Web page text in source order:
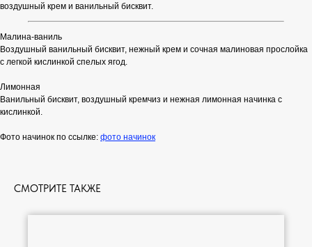
воздушный крем и ванильный бисквит.
Малина-ваниль
Воздушный ванильный бисквит, нежный крем и сочная малиновая прослойка
с легкой кислинкой спелых ягод.
Лимонная
Ванильный бисквит, воздушный кремчиз и нежная лимонная начинка с
кислинкой.
Фото начинок по ссылке: фото начинок
СМОТРИТЕ ТАКЖЕ